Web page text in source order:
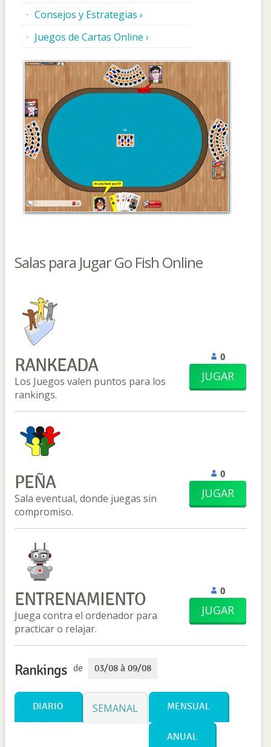
Consejos y Estrategias ›
Juegos de Cartas Online ›
Salas para Jugar Go Fish Online
RANKEADA
Los Juegos valen puntos para los
rankings.
0
JUGAR
PEÑA
Sala eventual, donde juegas sin
compromiso.
0
JUGAR
ENTRENAMIENTO
Juega contra el ordenador para
practicar o relajar.
0
JUGAR
Rankings de 03/08 à 09/08
DIARIO SEMANAL MENSUAL
ANUAL